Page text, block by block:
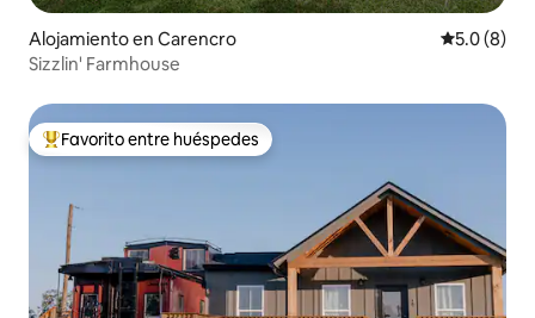
Alojamiento en Carencro
5.0 (8)
Sizzlin' Farmhouse
Favorito entre huéspedes preferido
Favorito entre huéspedes